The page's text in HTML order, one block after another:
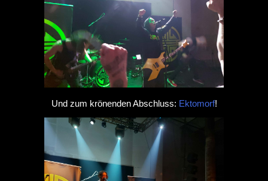
Und zum krönenden Abschluss: Ektomorf!